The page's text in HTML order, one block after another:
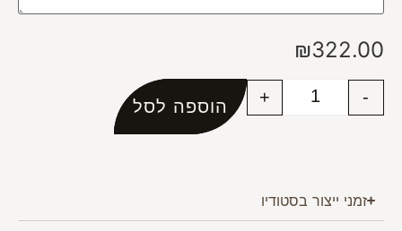
₪322.00
-
+
הוספה לסל
זמני ייצור בסטודיו